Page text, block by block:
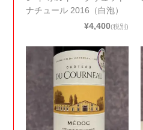
ナチュール 2016（白泡）
¥4,400(税別)